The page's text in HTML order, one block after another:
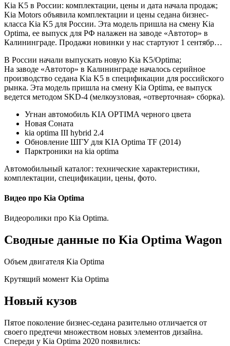
Kia K5 в России: комплектации, цены и дата начала продаж;
Kia Motors объявила комплектации и цены седана бизнес-
класса Kia K5 для России. Эта модель пришла на смену Kia
Optima, ее выпуск для РФ налажен на заводе «Автотор» в
Калининграде. Продажи новинки у нас стартуют 1 сентябр…
В России начали выпускать новую Kia K5/Optima;
На заводе «Автотор» в Калининграде началось серийное
производство седана Kia K5 в спецификации для российского
рынка. Эта модель пришла на смену Kia Optima, ее выпуск
ведется методом SKD-4 (мелкоузловая, «отверточная» сборка).
Угнан автомобиль KIA OPTIMA черного цвета
Новая Соната
kia optima III hybrid 2.4
Обновление ШГУ для KIA Optima TF (2014)
Парктроники на kia optima
Автомобильный каталог: технические характеристики,
комплектации, спецификации, цены, фото.
Видео про Kia Optima
Видеоролики про Kia Optima.
Сводные данные по Kia Optima Wagon
Объем двигателя Kia Optima
Крутящий момент Kia Optima
Новый кузов
Пятое поколение бизнес-седана разительно отличается от
своего предтечи множеством новых элементов дизайна.
Спереди у Kia Optima 2020 появились: